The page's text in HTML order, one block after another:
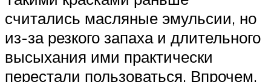
считались масляные эмульсии, но
из-за резкого запаха и длительного
высыхания ими практически
перестали пользоваться. Впрочем,